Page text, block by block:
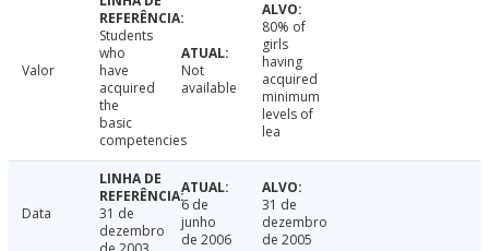
Valor
Students
who
have
acquired
the
basic
competencies
Not
available
80% of
girls
having
acquired
minimum
levels of
lea
Data
31 de
dezembro
6 de
junho
de 2006
31 de
dezembro
de 2005